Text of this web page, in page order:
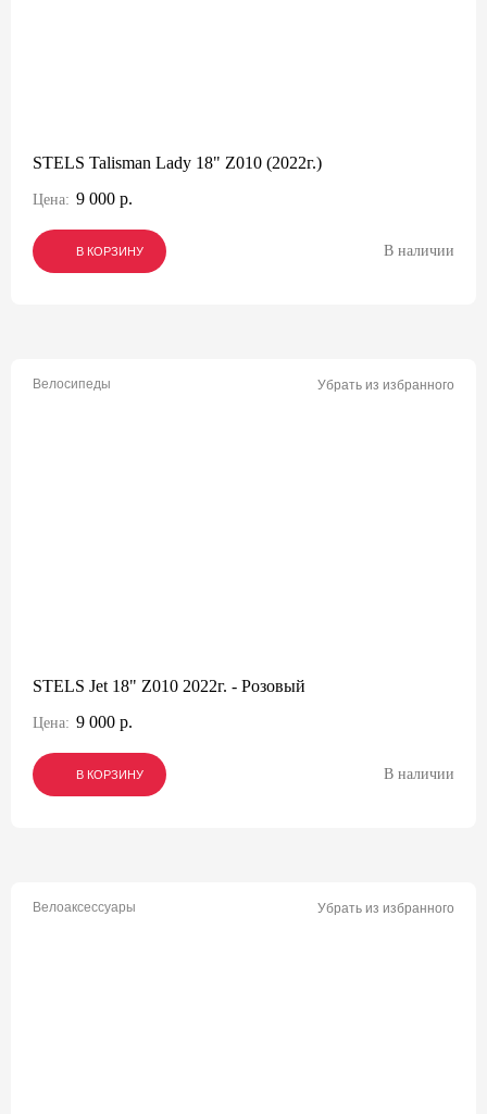
STELS Talisman Lady 18" Z010 (2022г.)
Цена: 9 000 р.
В КОРЗИНУ
В КОРЗИНУ
В КОРЗИНУ В наличии
Велосипеды Убрать из избранного
STELS Jet 18" Z010 2022г. - Розовый
Цена: 9 000 р.
В КОРЗИНУ
В КОРЗИНУ
В КОРЗИНУ В наличии
Велоаксессуары Убрать из избранного